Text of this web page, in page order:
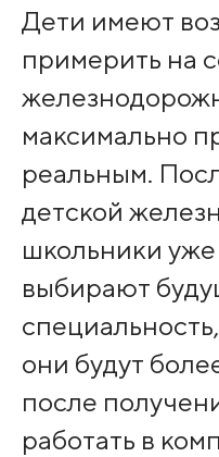
Дети имеют
примерить на
максимально
реальным.
детской
школьники
выбирают
они будут
после
работать в